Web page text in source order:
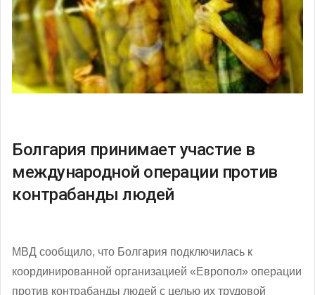
Болгария принимает участие в
международной операции против
контрабанды людей
МВД сообщило, что Болгария подключилась к
координированной организацией «Европол» операции
против контрабанды людей с целью их трудовой